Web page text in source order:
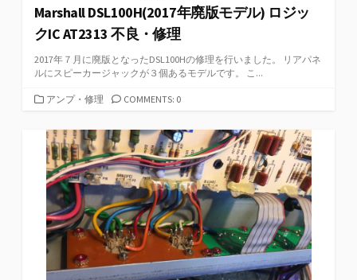
Marshall DSL100H(2017年廃版モデル) ロジッ
クIC AT2313 不良・修理
2017年７月に廃版となったDSL100Hの修理を行いました。 リアパネ
ルにスピーカージャックが３個あるモデルです。 こ...
カ
ゴ
リ
ー
アンプ・修理 COMMENTS: 0